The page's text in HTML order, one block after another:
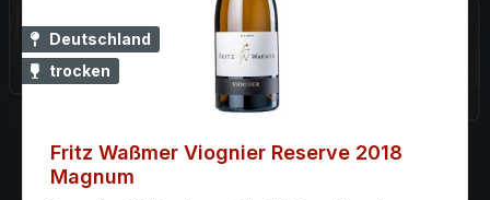
Deutschland
trocken
Fritz Waßmer Viognier Reserve 2018
Magnum